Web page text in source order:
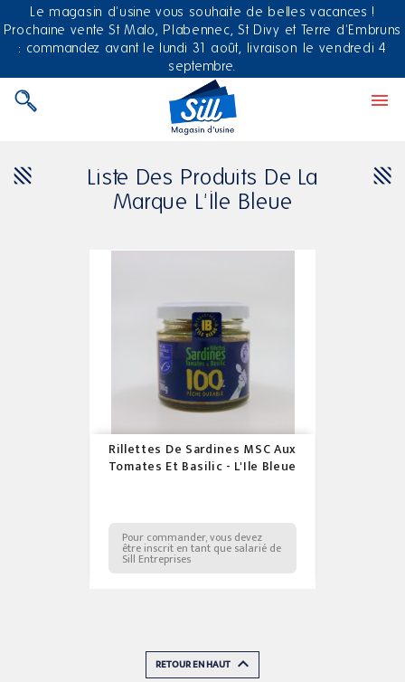
Le magasin d'usine vous souhaite de belles vacances !
Prochaine vente St Malo, Plabennec, St Divy et Terre d'Embruns
: commandez avant le lundi 31 août, livraison le vendredi 4
septembre.

Liste Des Produits De La
Marque L'Ile Bleue
Rillettes De Sardines MSC Aux
Tomates Et Basilic - L'Ile Bleue
Pour commander, vous devez
être inscrit en tant que salarié de
Sill Entreprises
RETOUR EN HAUT 